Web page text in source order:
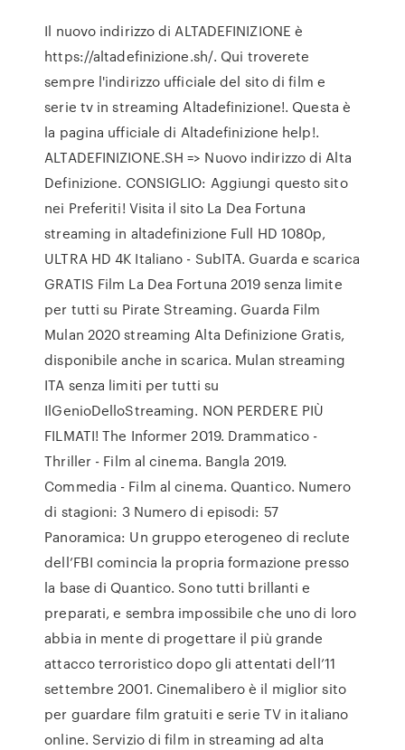
Il nuovo indirizzo di ALTADEFINIZIONE è
https://altadefinizione.sh/. Qui troverete
sempre l'indirizzo ufficiale del sito di film e
serie tv in streaming Altadefinizione!. Questa è
la pagina ufficiale di Altadefinizione help!.
ALTADEFINIZIONE.SH => Nuovo indirizzo di Alta
Definizione. CONSIGLIO: Aggiungi questo sito
nei Preferiti! Visita il sito La Dea Fortuna
streaming in altadefinizione Full HD 1080p,
ULTRA HD 4K Italiano - SubITA. Guarda e scarica
GRATIS Film La Dea Fortuna 2019 senza limite
per tutti su Pirate Streaming. Guarda Film
Mulan 2020 streaming Alta Definizione Gratis,
disponibile anche in scarica. Mulan streaming
ITA senza limiti per tutti su
IlGenioDelloStreaming. NON PERDERE PIÙ
FILMATI! The Informer 2019. Drammatico -
Thriller - Film al cinema. Bangla 2019.
Commedia - Film al cinema. Quantico. Numero
di stagioni: 3 Numero di episodi: 57
Panoramica: Un gruppo eterogeneo di reclute
dell’FBI comincia la propria formazione presso
la base di Quantico. Sono tutti brillanti e
preparati, e sembra impossibile che uno di loro
abbia in mente di progettare il più grande
attacco terroristico dopo gli attentati dell’11
settembre 2001. Cinemalibero è il miglior sito
per guardare film gratuiti e serie TV in italiano
online. Servizio di film in streaming ad alta